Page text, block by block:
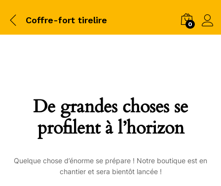
Coffre-fort tirelire 0
De grandes choses se
profilent à l’horizon
Quelque chose d’énorme se prépare ! Notre boutique est en
chantier et sera bientôt lancée !